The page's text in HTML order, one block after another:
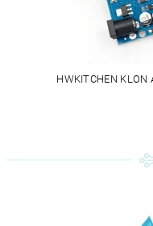
HWKITCHEN KLON